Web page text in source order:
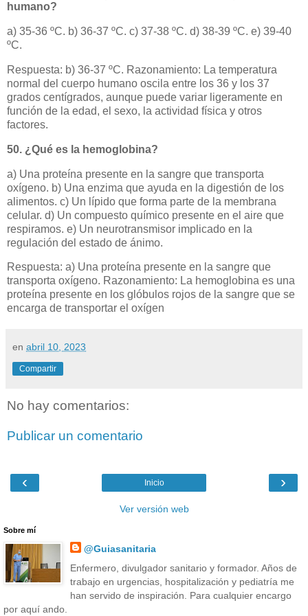
humano?
a) 35-36 ºC. b) 36-37 ºC. c) 37-38 ºC. d) 38-39 ºC. e) 39-40
ºC.
Respuesta: b) 36-37 ºC. Razonamiento: La temperatura
normal del cuerpo humano oscila entre los 36 y los 37
grados centígrados, aunque puede variar ligeramente en
función de la edad, el sexo, la actividad física y otros
factores.
50. ¿Qué es la hemoglobina?
a) Una proteína presente en la sangre que transporta
oxígeno. b) Una enzima que ayuda en la digestión de los
alimentos. c) Un lípido que forma parte de la membrana
celular. d) Un compuesto químico presente en el aire que
respiramos. e) Un neurotransmisor implicado en la
regulación del estado de ánimo.
Respuesta: a) Una proteína presente en la sangre que
transporta oxígeno. Razonamiento: La hemoglobina es una
proteína presente en los glóbulos rojos de la sangre que se
encarga de transportar el oxígen
en abril 10, 2023
Compartir
No hay comentarios:
Publicar un comentario
‹ ›
Inicio
Ver versión web
Sobre mí
@Guiasanitaria
Enfermero, divulgador sanitario y formador. Años de
trabajo en urgencias, hospitalización y pediatría me
han servido de inspiración. Para cualquier encargo
por aquí ando.